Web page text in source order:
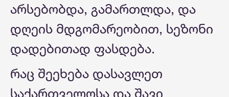
არსებობდა, გამართლდა, და
დღეის მდგომარეობით, სეზონი
დადებითად ფასდება.
რაც შეეხება დასავლეთ
საქართველოსა და შავი